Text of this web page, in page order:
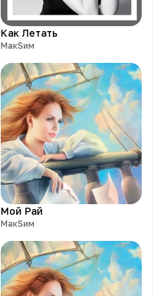
Как Летать
МакSим
Мой Рай
МакSим